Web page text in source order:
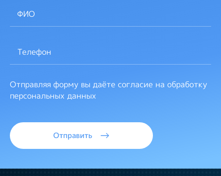
Отправляя форму вы даёте согласие на обработку
персональных данных
Отправить